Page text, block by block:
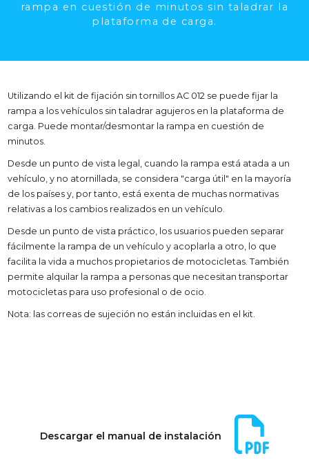
rampa en cuestión de minutos sin taladrar la
plataforma de carga.
Utilizando el kit de fijación sin tornillos AC 012 se puede fijar la
rampa a los vehículos sin taladrar agujeros en la plataforma de
carga. Puede montar/desmontar la rampa en cuestión de
minutos.
Desde un punto de vista legal, cuando la rampa está atada a un
vehículo, y no atornillada, se considera "carga útil" en la mayoría
de los países y, por tanto, está exenta de muchas normativas
relativas a los cambios realizados en un vehículo.
Desde un punto de vista práctico, los usuarios pueden separar
fácilmente la rampa de un vehículo y acoplarla a otro, lo que
facilita la vida a muchos propietarios de motocicletas. También
permite alquilar la rampa a personas que necesitan transportar
motocicletas para uso profesional o de ocio.
Nota: las correas de sujeción no están incluidas en el kit.
Descargar el manual de instalación